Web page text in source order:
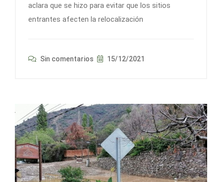
aclara que se hizo para evitar que los sitios
entrantes afecten la relocalización
Sin comentarios 15/12/2021